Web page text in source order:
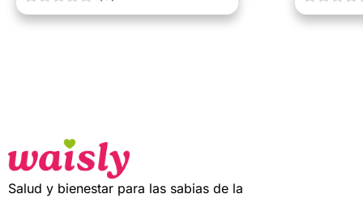
0
0
Salud y bienestar para las sabias de la